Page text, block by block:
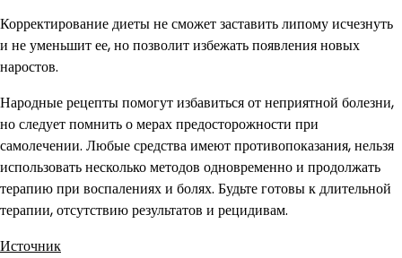
Корректирование диеты не сможет заставить липому исчезнуть
и не уменьшит ее, но позволит избежать появления новых
наростов.
Народные рецепты помогут избавиться от неприятной болезни,
но следует помнить о мерах предосторожности при
самолечении. Любые средства имеют противопоказания, нельзя
использовать несколько методов одновременно и продолжать
терапию при воспалениях и болях. Будьте готовы к длительной
терапии, отсутствию результатов и рецидивам.
Источник